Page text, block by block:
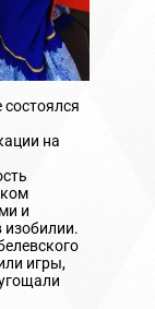
на
и
изобилии.
игры,